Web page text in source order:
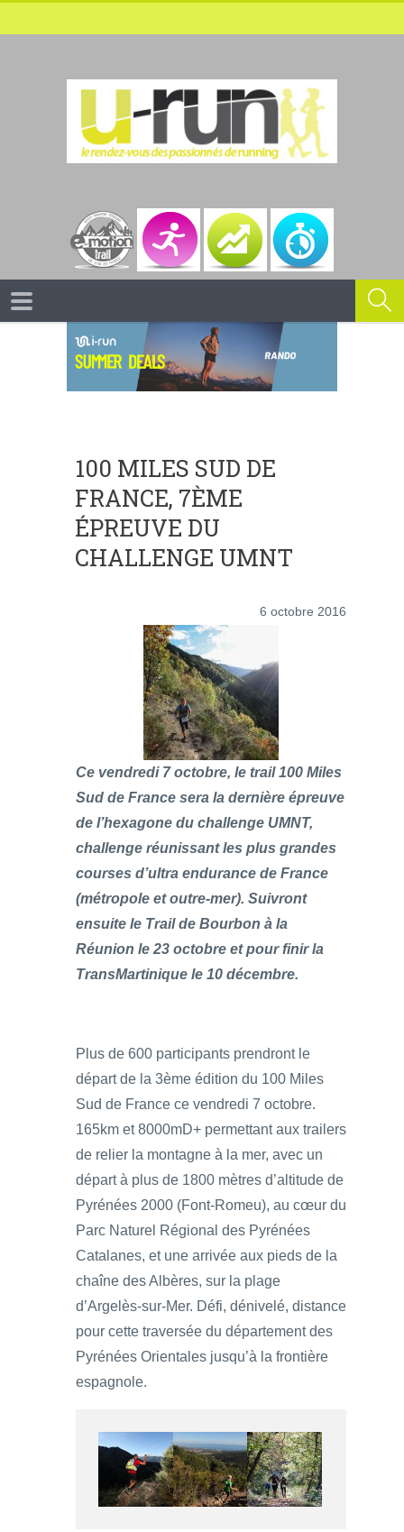
100 MILES SUD DE
FRANCE, 7ÈME
ÉPREUVE DU
CHALLENGE UMNT
6 octobre 2016
Ce vendredi 7 octobre, le trail 100 Miles
Sud de France sera la dernière épreuve
de l’hexagone du challenge UMNT,
challenge réunissant les plus grandes
courses d’ultra endurance de France
(métropole et outre-mer). Suivront
ensuite le Trail de Bourbon à la
Réunion le 23 octobre et pour finir la
TransMartinique le 10 décembre.
Plus de 600 participants prendront le
départ de la 3ème édition du 100 Miles
Sud de France ce vendredi 7 octobre.
165km et 8000mD+ permettant aux trailers
de relier la montagne à la mer, avec un
départ à plus de 1800 mètres d’altitude de
Pyrénées 2000 (Font-Romeu), au cœur du
Parc Naturel Régional des Pyrénées
Catalanes, et une arrivée aux pieds de la
chaîne des Albères, sur la plage
d’Argelès-sur-Mer. Défi, dénivelé, distance
pour cette traversée du département des
Pyrénées Orientales jusqu’à la frontière
espagnole.